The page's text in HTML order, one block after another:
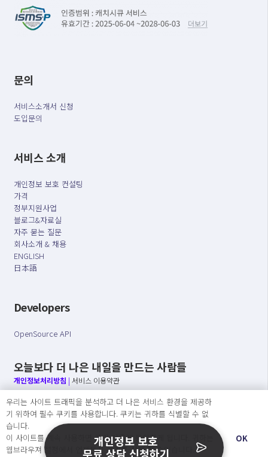
문의
서비스소개서 신청
도입문의
서비스 소개
개인정보 보호 컨설팅
가격
정부지원사업
블로그&자료실
자주 묻는 질문
회사소개 & 채용
ENGLISH
日本語
Developers
OpenSource API
오늘보다 더 나은 내일을 만드는 사람들
개인정보처리방침 | 서비스 이용약관
○ 개인정보보호 컴플라이언스를 선도하겠습니다.
○ 정보주체의 권리를 보장하겠습니다.
○ 기업의 개인정보보호를 위한 효율적 관리를 보장하겠습니다.
우리는 사이트 트래픽을 분석하고 더 나은 서비스 환경을 제공하
기 위하여 필수 쿠키를 사용합니다. 쿠키는 귀하를 식별할 수 없
습니다.
이 사이트를 계속 사용하면 쿠키 사용에 동의하게 됩니다. 귀하는
웹브라우져 설정에서 언제든지 쿠키를 삭제 할 수있습니다.
OK
개인정보 보호
무료 상담 신청하기